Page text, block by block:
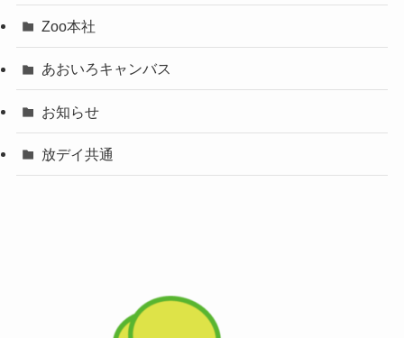
Zoo本社
あおいろキャンバス
お知らせ
放デイ共通